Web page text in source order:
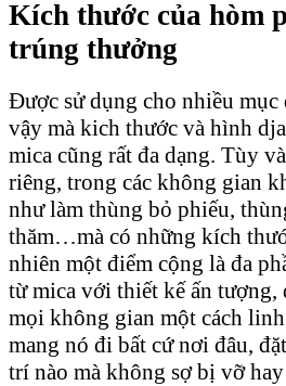
Kích thước của hòm
trúng thưởng
Được sử dụng cho nhiều
vậy mà kich thước và hình
mica cũng rất đa dạng. Tùy
riêng, trong các không gian
như làm thùng bỏ phiếu,
thăm…mà có những kích
nhiên một điểm cộng là đa
từ mica với thiết kế ấn tượng,
mọi không gian một cách
mang nó đi bất cứ nơi đâu,
trí nào mà không sợ bị vỡ